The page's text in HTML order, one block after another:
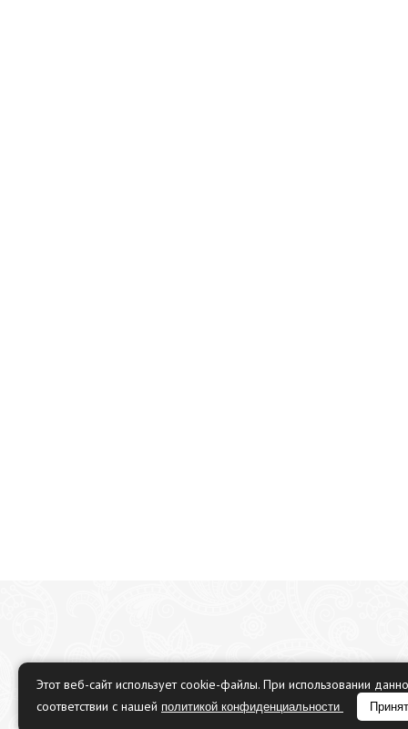
Этот веб-сайт использует cookie-файлы. При использовании
соответствии с нашей политикой конфиденциальности